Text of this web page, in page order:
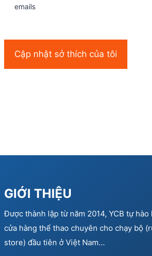
emails
Cập nhật sở thích của tôi
GIỚI THIỆU
Được thành lập từ năm 2014, YCB tự
cửa hàng thể thao chuyên cho chạy bộ
store) đầu tiên ở Việt Nam…